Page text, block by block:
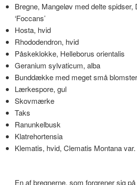
Bregne, Mangeløv med delte
‘Foccans’
Hosta, hvid
Rhododendron, hvid
Påskeklokke, Helleborus orientalis
Geranium sylvaticum, alba
Bunddække med meget små
Lærkespore, gul
Skovmærke
Taks
Ranunkelbusk
Klatrehortensia
Klematis, hvid, Clematis Montana var.
En af bregnerne, som forgrener sig